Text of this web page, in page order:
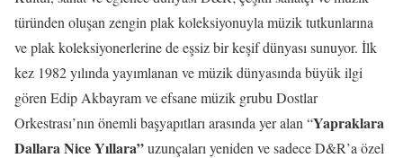
türünden oluşan zengin plak koleksiyonuyla müzik tutkunlarına
ve plak koleksiyonerlerine de eşsiz bir keşif dünyası sunuyor. İlk
kez 1982 yılında yayımlanan ve müzik dünyasında büyük ilgi
gören Edip Akbayram ve efsane müzik grubu Dostlar
Orkestrası’nın önemli başyapıtları arasında yer alan “Yapraklara
Dallara Nice Yıllara”uzunçaları yeniden ve sadece D&R’a özel